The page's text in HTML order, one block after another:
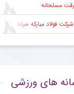
مسلحانه
فولاد مبارکه سپاهان
نقل‌وانتقالاتی بسته
های ورزشی